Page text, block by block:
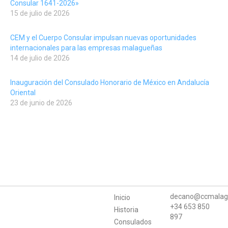
Consular 1641-2026»
15 de julio de 2026
CEM y el Cuerpo Consular impulsan nuevas oportunidades
internacionales para las empresas malagueñas
14 de julio de 2026
Inauguración del Consulado Honorario de México en Andalucía
Oriental
23 de junio de 2026
Inicio
Historia
Consulados
+34 653 850
897